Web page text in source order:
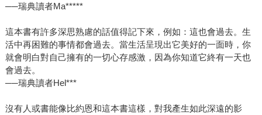
──瑞典讀者Ma*****
這本書有許多深思熟慮的話值得記下來，例如：這也會過去。生
活中再困難的事情都會過去。當生活呈現出它美好的一面時，你
就會明白對自己擁有的一切心存感激，因為你知道它終有一天也
會過去。
──瑞典讀者Hel***
沒有人或書能像比約恩和這本書這樣，對我產生如此深遠的影